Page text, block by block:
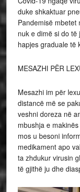
duke shkaktuar
Pandemisë
nuk e dimë si do
hapjes graduale të
MESAZHI PËR
Mesazhi im për
distancë më se
veshni doreza në
mbushja e
mos u besoni
medikament apo
ta zhdukur virusin
të gjithë ju dhe